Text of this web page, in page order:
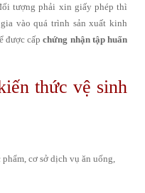
tượng phải xin giấy phép thì
vào quá trình sản xuất kinh
được cấp chứng nhận tập huấn
thức vệ sinh
cơ sở dịch vụ ăn uống,